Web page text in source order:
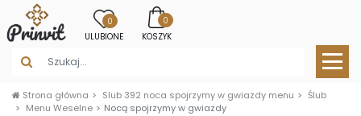
0
ULUBIONE
0
KOSZYK
Strona główna Slub 392 noca spojrzymy w gwiazdy menu
Ślub
Menu Weselne
Nocą spojrzymy w gwiazdy